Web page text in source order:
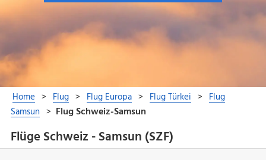
Flüge Schweiz - Samsun (SZF)